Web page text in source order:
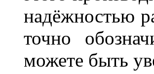
надёжностью
точно
можете быть